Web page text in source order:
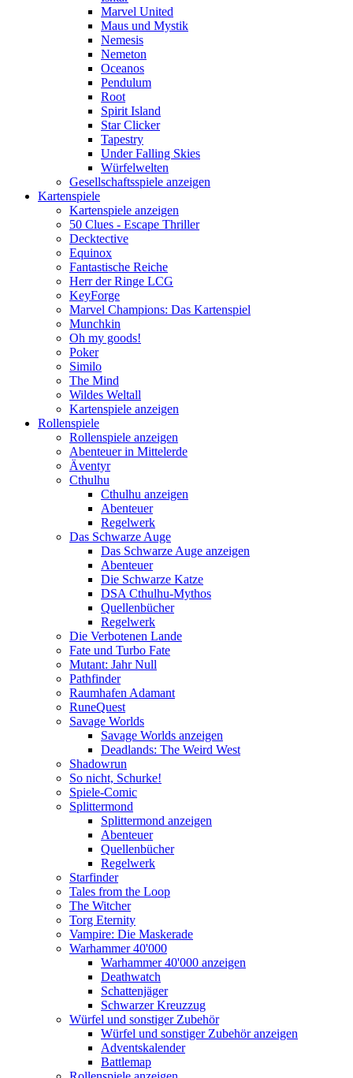
Marvel United
Maus und Mystik
Nemesis
Nemeton
Oceanos
Pendulum
Root
Spirit Island
Star Clicker
Tapestry
Under Falling Skies
Würfelwelten
Gesellschaftsspiele anzeigen
Kartenspiele
Kartenspiele anzeigen
50 Clues - Escape Thriller
Decktective
Equinox
Fantastische Reiche
Herr der Ringe LCG
KeyForge
Marvel Champions: Das Kartenspiel
Munchkin
Oh my goods!
Poker
Similo
The Mind
Wildes Weltall
Kartenspiele anzeigen
Rollenspiele
Rollenspiele anzeigen
Abenteuer in Mittelerde
Äventyr
Cthulhu
Cthulhu anzeigen
Abenteuer
Regelwerk
Das Schwarze Auge
Das Schwarze Auge anzeigen
Abenteuer
Die Schwarze Katze
DSA Cthulhu-Mythos
Quellenbücher
Regelwerk
Die Verbotenen Lande
Fate und Turbo Fate
Mutant: Jahr Null
Pathfinder
Raumhafen Adamant
RuneQuest
Savage Worlds
Savage Worlds anzeigen
Deadlands: The Weird West
Shadowrun
So nicht, Schurke!
Spiele-Comic
Splittermond
Splittermond anzeigen
Abenteuer
Quellenbücher
Regelwerk
Starfinder
Tales from the Loop
The Witcher
Torg Eternity
Vampire: Die Maskerade
Warhammer 40'000
Warhammer 40'000 anzeigen
Deathwatch
Schattenjäger
Schwarzer Kreuzzug
Würfel und sonstiger Zubehör
Würfel und sonstiger Zubehör anzeigen
Adventskalender
Battlemap